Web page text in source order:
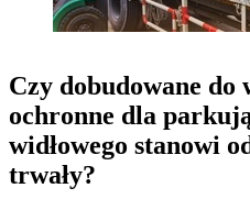
Czy dobudowane do
ochronne dla
widłowego stanowi
trwały?